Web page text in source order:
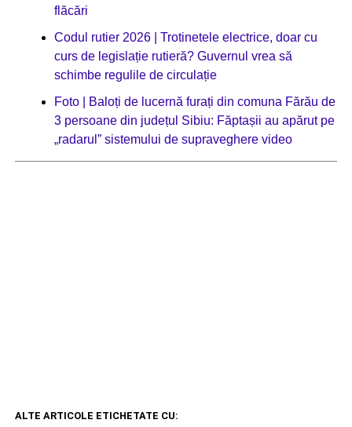
flăcări
Codul rutier 2026 | Trotinetele electrice, doar cu
curs de legislație rutieră? Guvernul vrea să
schimbe regulile de circulație
Foto | Baloți de lucernă furați din comuna Fărău de
3 persoane din județul Sibiu: Făptașii au apărut pe
„radarul” sistemului de supraveghere video
ALTE ARTICOLE ETICHETATE CU: